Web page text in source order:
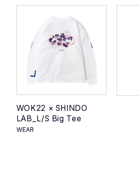
WOK22 × SHINDO
LAB_L/S Big Tee
WEAR